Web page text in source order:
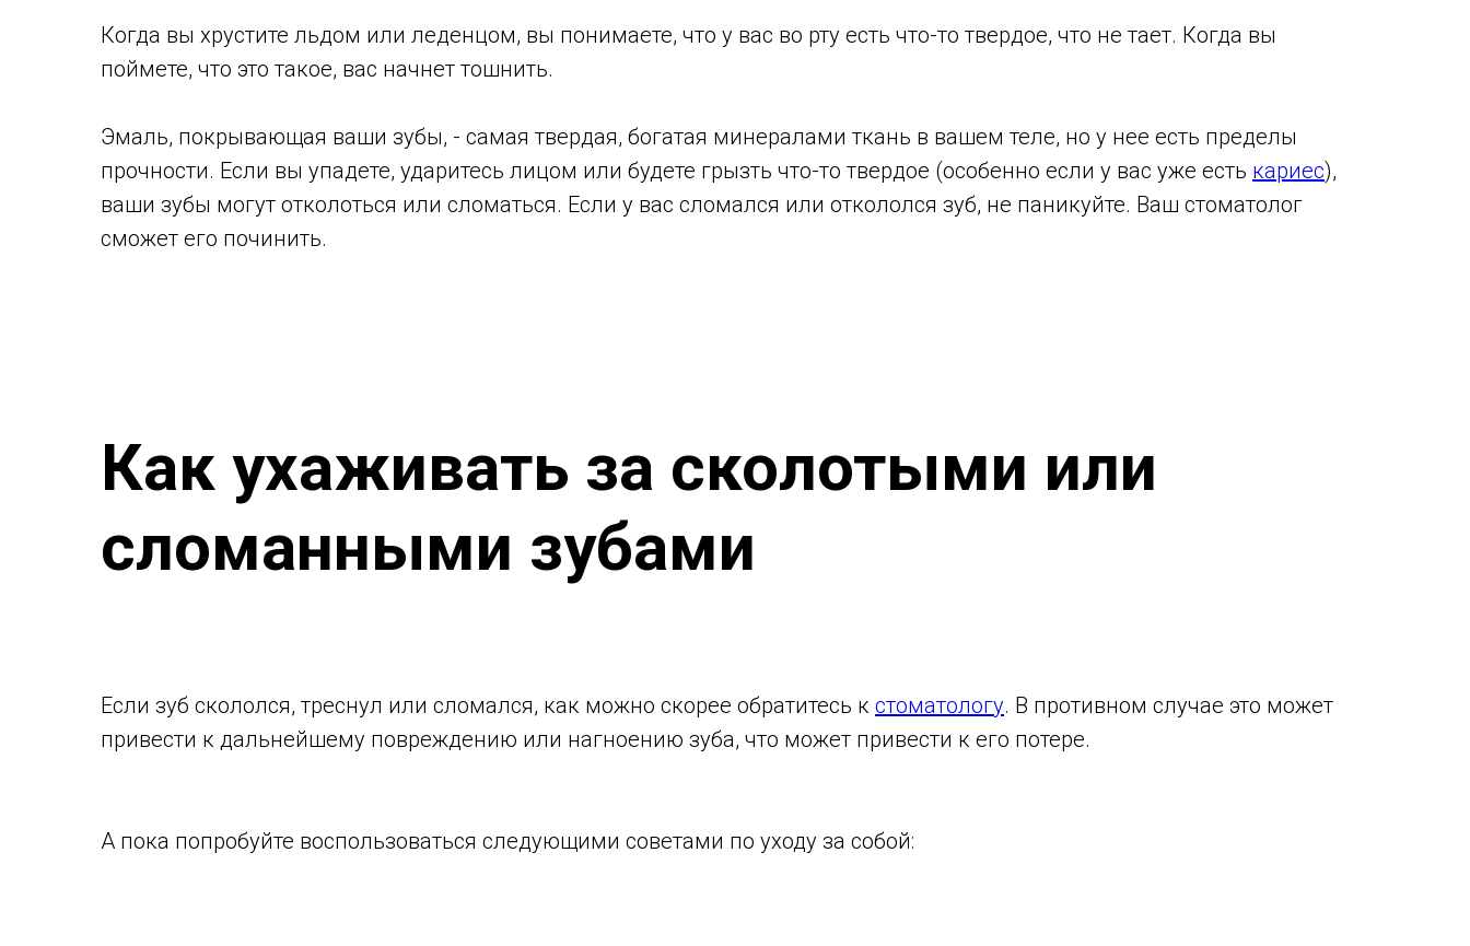
Когда вы хрустите льдом или леденцом, вы понимаете, что у вас во рту есть что-то твердое, что не тает. Когда вы
поймете, что это такое, вас начнет тошнить.
Эмаль, покрывающая ваши зубы, - самая твердая, богатая минералами ткань в вашем теле, но у нее есть пределы
прочности. Если вы упадете, ударитесь лицом или будете грызть что-то твердое (особенно если у вас уже есть кариес),
ваши зубы могут отколоться или сломаться. Если у вас сломался или откололся зуб, не паникуйте. Ваш стоматолог
сможет его починить.
Как ухаживать за сколотыми или
сломанными зубами
Если зуб скололся, треснул или сломался, как можно скорее обратитесь к стоматологу. В противном случае это может
привести к дальнейшему повреждению или нагноению зуба, что может привести к его потере.
А пока попробуйте воспользоваться следующими советами по уходу за собой: